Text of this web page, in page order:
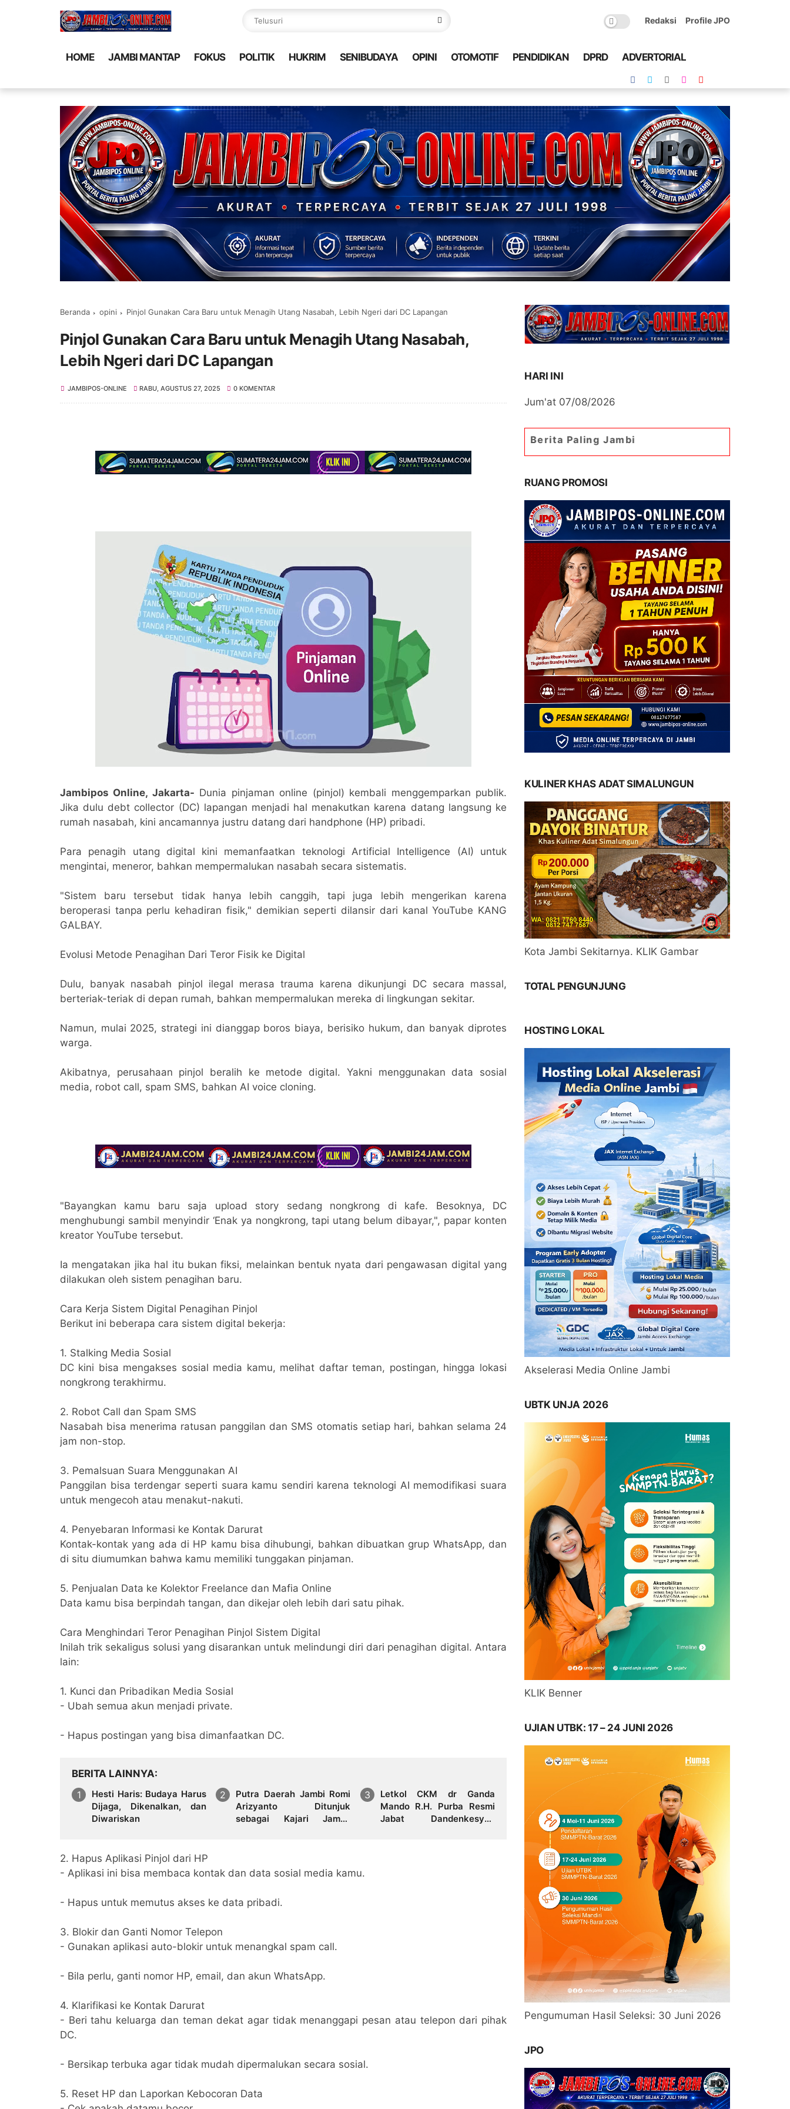
Redaksi Profile JPO
HOME JAMBI MANTAP FOKUS POLITIK HUKRIM SENIBUDAYA OPINI OTOMOTIF PENDIDIKAN DPRD ADVERTORIAL
Beranda opini Pinjol Gunakan Cara Baru untuk Menagih Utang Nasabah, Lebih Ngeri dari DC Lapangan
Pinjol Gunakan Cara Baru untuk Menagih Utang Nasabah,
Lebih Ngeri dari DC Lapangan
JAMBIPOS-ONLINE RABU, AGUSTUS 27, 2025 0 KOMENTAR
Jambipos Online, Jakarta- Dunia pinjaman online (pinjol) kembali menggemparkan publik.
Jika dulu debt collector (DC) lapangan menjadi hal menakutkan karena datang langsung ke
rumah nasabah, kini ancamannya justru datang dari handphone (HP) pribadi.
Para penagih utang digital kini memanfaatkan teknologi Artificial Intelligence (AI) untuk
mengintai, meneror, bahkan mempermalukan nasabah secara sistematis.
"Sistem baru tersebut tidak hanya lebih canggih, tapi juga lebih mengerikan karena
beroperasi tanpa perlu kehadiran fisik," demikian seperti dilansir dari kanal YouTube KANG
GALBAY.
Evolusi Metode Penagihan Dari Teror Fisik ke Digital
Dulu, banyak nasabah pinjol ilegal merasa trauma karena dikunjungi DC secara massal,
berteriak-teriak di depan rumah, bahkan mempermalukan mereka di lingkungan sekitar.
Namun, mulai 2025, strategi ini dianggap boros biaya, berisiko hukum, dan banyak diprotes
warga.
Akibatnya, perusahaan pinjol beralih ke metode digital. Yakni menggunakan data sosial
media, robot call, spam SMS, bahkan AI voice cloning.
"Bayangkan kamu baru saja upload story sedang nongkrong di kafe. Besoknya, DC
menghubungi sambil menyindir ‘Enak ya nongkrong, tapi utang belum dibayar,", papar konten
kreator YouTube tersebut.
Ia mengatakan jika hal itu bukan fiksi, melainkan bentuk nyata dari pengawasan digital yang
dilakukan oleh sistem penagihan baru.
Cara Kerja Sistem Digital Penagihan Pinjol
Berikut ini beberapa cara sistem digital bekerja:
1. Stalking Media Sosial
DC kini bisa mengakses sosial media kamu, melihat daftar teman, postingan, hingga lokasi
nongkrong terakhirmu.
2. Robot Call dan Spam SMS
Nasabah bisa menerima ratusan panggilan dan SMS otomatis setiap hari, bahkan selama 24
jam non-stop.
3. Pemalsuan Suara Menggunakan AI
Panggilan bisa terdengar seperti suara kamu sendiri karena teknologi AI memodifikasi suara
untuk mengecoh atau menakut-nakuti.
4. Penyebaran Informasi ke Kontak Darurat
Kontak-kontak yang ada di HP kamu bisa dihubungi, bahkan dibuatkan grup WhatsApp, dan
di situ diumumkan bahwa kamu memiliki tunggakan pinjaman.
5. Penjualan Data ke Kolektor Freelance dan Mafia Online
Data kamu bisa berpindah tangan, dan dikejar oleh lebih dari satu pihak.
Cara Menghindari Teror Penagihan Pinjol Sistem Digital
Inilah trik sekaligus solusi yang disarankan untuk melindungi diri dari penagihan digital. Antara
lain:
1. Kunci dan Pribadikan Media Sosial
- Ubah semua akun menjadi private.
- Hapus postingan yang bisa dimanfaatkan DC.
BERITA LAINNYA
Hesti Haris: Budaya Harus
Dijaga, Dikenalkan, dan
Diwariskan
Putra Daerah Jambi Romi
Arizyanto Ditunjuk
sebagai Kajari Jambi,
Letkol CKM dr Ganda
Mando R.H. Purba Resmi
Jabat Dandenkesyah
2. Hapus Aplikasi Pinjol dari HP
- Aplikasi ini bisa membaca kontak dan data sosial media kamu.
- Hapus untuk memutus akses ke data pribadi.
3. Blokir dan Ganti Nomor Telepon
- Gunakan aplikasi auto-blokir untuk menangkal spam call.
- Bila perlu, ganti nomor HP, email, dan akun WhatsApp.
4. Klarifikasi ke Kontak Darurat
- Beri tahu keluarga dan teman dekat agar tidak menanggapi pesan atau telepon dari pihak
DC.
- Bersikap terbuka agar tidak mudah dipermalukan secara sosial.
5. Reset HP dan Laporkan Kebocoran Data
HARI INI
Jum'at 07/08/2026
Selamat Datang di Portal Berita Jambipos Online. Portal Berita Paling Jambi
RUANG PROMOSI
KULINER KHAS ADAT SIMALUNGUN
Kota Jambi Sekitarnya. KLIK Gambar
TOTAL PENGUNJUNG
HOSTING LOKAL
Akselerasi Media Online Jambi
UBTK UNJA 2026
KLIK Benner
UJIAN UTBK: 17 – 24 JUNI 2026
Pengumuman Hasil Seleksi: 30 Juni 2026
JPO